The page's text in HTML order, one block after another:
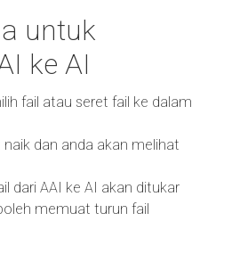
untuk
ke AI
fail atau seret fail ke dalam
dan anda akan melihat
dari AAI ke AI akan ditukar
memuat turun fail